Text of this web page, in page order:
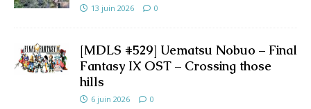
13 juin 2026 0
[MDLS #529] Uematsu Nobuo – Final
Fantasy IX OST – Crossing those
hills
6 juin 2026 0